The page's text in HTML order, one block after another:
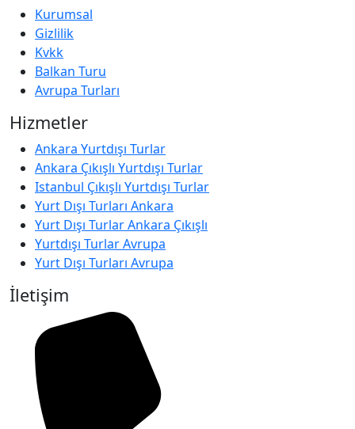
Kurumsal
Gizlilik
Kvkk
Balkan Turu
Avrupa Turları
Hizmetler
Ankara Yurtdışı Turlar
Ankara Çıkışlı Yurtdışı Turlar
Istanbul Çıkışlı Yurtdışı Turlar
Yurt Dışı Turları Ankara
Yurt Dışı Turlar Ankara Çıkışlı
Yurtdışı Turlar Avrupa
Yurt Dışı Turları Avrupa
İletişim